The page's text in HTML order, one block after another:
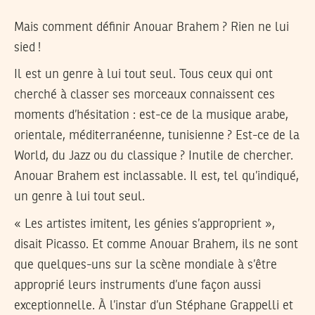
Mais comment définir Anouar Brahem ? Rien ne lui
sied !
Il est un genre à lui tout seul. Tous ceux qui ont
cherché à classer ses morceaux connaissent ces
moments d’hésitation : est-ce de la musique arabe,
orientale, méditerranéenne, tunisienne ? Est-ce de la
World, du Jazz ou du classique ? Inutile de chercher.
Anouar Brahem est inclassable. Il est, tel qu’indiqué,
un genre à lui tout seul.
« Les artistes imitent, les génies s’approprient »,
disait Picasso. Et comme Anouar Brahem, ils ne sont
que quelques-uns sur la scène mondiale à s’être
approprié leurs instruments d’une façon aussi
exceptionnelle. À l’instar d’un Stéphane Grappelli et